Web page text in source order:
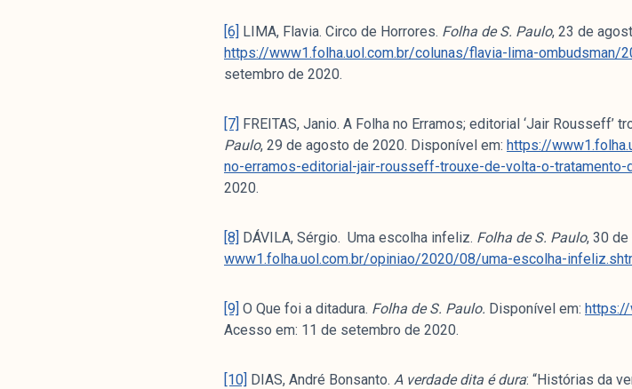
[6] LIMA, Flavia. Circo de Horrores. Folha de S. Paulo, 23 de
https://www1.folha.uol.com.br/colunas/flavia-lima-ombudsman/
setembro de 2020.
[7] FREITAS, Janio. A Folha no Erramos; editorial ‘Jair Rousseff’
Paulo, 29 de agosto de 2020. Disponível em: https://
no-erramos-editorial-jair-rousseff-trouxe-de-volta-o-tratamento-
2020.
[8] DÁVILA, Sérgio. Uma escolha infeliz. Folha de S. Paulo, 30
www1.folha.uol.com.br/opiniao/2020/08/uma-escolha-
[9] O Que foi a ditadura. Folha de S. Paulo. Disponível em: https://
Acesso em: 11 de setembro de 2020.
[10] DIAS, André Bonsanto. A verdade dita é dura: “Histórias da